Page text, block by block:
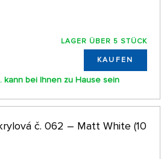
LAGER ÜBER 5 STÜCK
KAUFEN
kann bei Ihnen zu Hause sein
č. 062 – Matt White (10